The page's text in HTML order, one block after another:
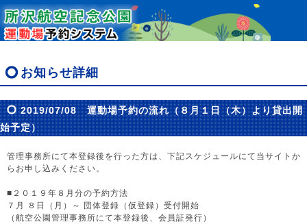
お知らせ詳細
2019/07/08 運動場予約の流れ（８月１日（木）より貸出開
始予定）
管理事務所にて本登録後を行った方は、下記スケジュールにて当サイトか
らお申し込みください。
■２０１９年８月分の予約方法
７月 ８日（月）～ 団体登録（仮登録）受付開始
（航空公園管理事務所にて本登録後、会員証発行）